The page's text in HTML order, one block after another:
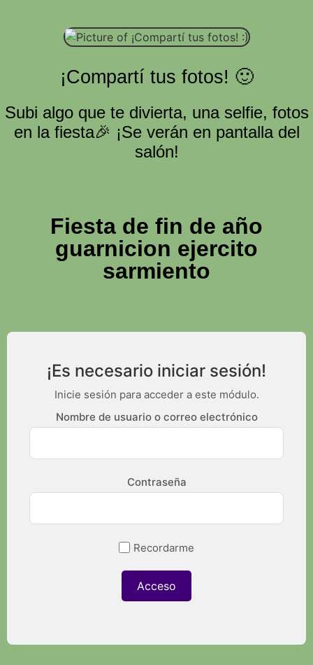
¡Compartí tus fotos! 🙂
Subi algo que te divierta, una selfie, fotos
en la fiesta🎉 ¡Se verán en pantalla del
salón!
Fiesta de fin de año
guarnicion ejercito
sarmiento
¡Es necesario iniciar sesión!
Inicie sesión para acceder a este módulo.
Nombre de usuario o correo electrónico
Contraseña
Recordarme